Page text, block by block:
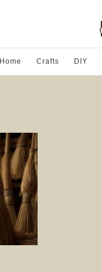
Home Crafts DIY